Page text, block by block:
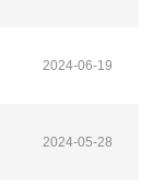
2024-06-19
2024-05-28